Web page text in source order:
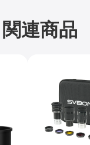
関連商品